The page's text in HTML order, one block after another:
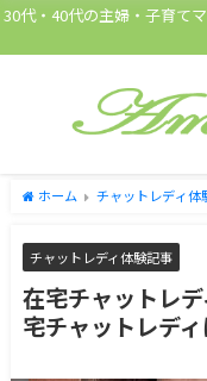
30代・40代の主婦・子育て
ホーム チャットレディ体
チャットレディ体験記事
在宅チャットレ
宅チャットレデ